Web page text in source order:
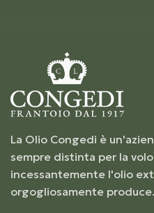
La Olio Congedi è
sempre distinta per la
incessantemente l'olio
orgogliosamente produce.